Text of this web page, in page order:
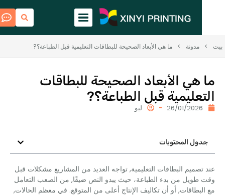
مدونة ما هي الأبعاد الصحيحة للبطاقات التعليمية قبل الطباعة؟?
الأبعاد الصحيحة للبطاقات
قبل الطباعة؟?
26/01/ ليو
المحتويات
البطاقات التعليمية, تواجه العديد من المشاريع مشكلات قبل
من بدء الطباعة، حيث يبدو النص ضيقًا, من الصعب التعامل
أو أن تكاليف الإنتاج أعلى من المتوقع. في معظم الحالات,